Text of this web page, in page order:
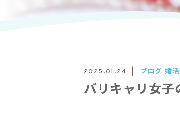
2025.01.24 ブログ 婚
バリキャリ女子